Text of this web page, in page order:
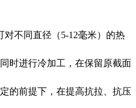
对不同直径（5-12毫米）的热
时进行冷加工，在保留原截面
的前提下，在提高抗拉、抗压